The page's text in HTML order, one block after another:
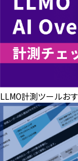
LLMO計測ツールお